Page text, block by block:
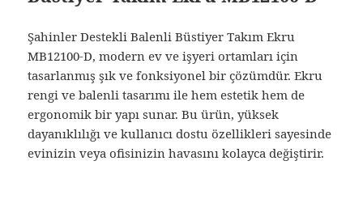
Şahinler Destekli Balenli Büstiyer Takım Ekru
MB12100-D, modern ev ve işyeri ortamları için
tasarlanmış şık ve fonksiyonel bir çözümdür. Ekru
rengi ve balenli tasarımı ile hem estetik hem de
ergonomik bir yapı sunar. Bu ürün, yüksek
dayanıklılığı ve kullanıcı dostu özellikleri sayesinde
evinizin veya ofisinizin havasını kolayca değiştirir.